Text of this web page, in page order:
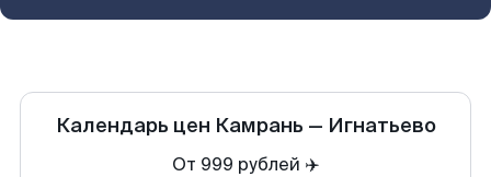
Календарь цен Камрань — Игнатьево
От 999 рублей ✈️